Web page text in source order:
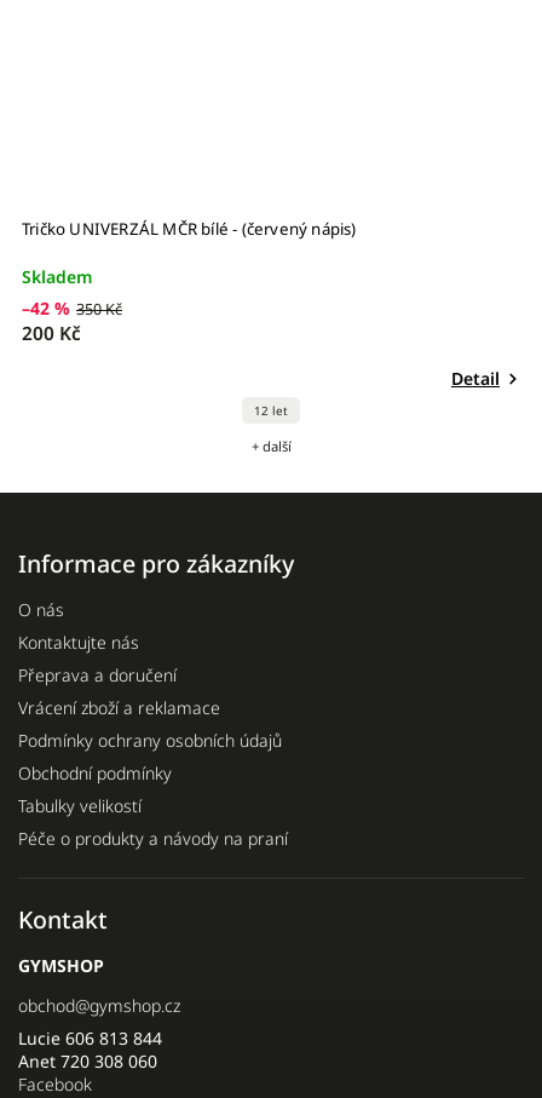
Tričko UNIVERZÁL MČR bílé - (červený nápis)
Skladem
–42 % 350 Kč
200 Kč
Detail
12 let
+ další
Informace pro zákazníky
O nás
Kontaktujte nás
Přeprava a doručení
Vrácení zboží a reklamace
Podmínky ochrany osobních údajů
Obchodní podmínky
Tabulky velikostí
Péče o produkty a návody na praní
Kontakt
GYMSHOP
obchod@gymshop.cz
Lucie 606 813 844
Anet 720 308 060
Facebook